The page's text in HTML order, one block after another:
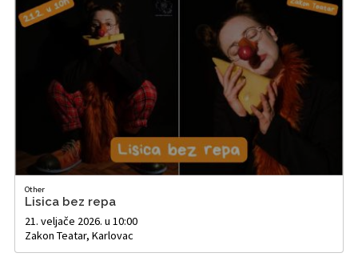
Other
Lisica bez repa
21. veljače 2026. u 10:00
Zakon Teatar, Karlovac